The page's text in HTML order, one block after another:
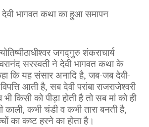
भागवत कथा काहुआ समापन
जगद्गुरु शंकराचार्य
सरस्वती ने देवी भागवत कथा के
कि यह संसार अनादि है, जब-जब देवी-
आती है, सब देवी परांबा राजराजेश्वरी
किसी को पीड़ा होती है तो सब मां को ही
काली, कभी चंडी व कभी तारा बनती है,
का कष्ट हरने का होता है।